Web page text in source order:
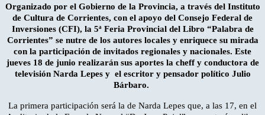
Organizado por el Gobierno de la Provincia, a través del Instituto
de Cultura de Corrientes, con el apoyo del Consejo Federal de
Inversiones (CFI), la 5ª Feria Provincial del Libro “Palabra de
Corrientes” se nutre de los autores locales y enriquece su mirada
con la participación de invitados regionales y nacionales. Este
jueves 18 de junio realizarán sus aportes la cheff y conductora de
televisión Narda Lepes y el escritor y pensador político Julio
Bárbaro.
La primera participación será la de Narda Lepes que, a las 17, en el